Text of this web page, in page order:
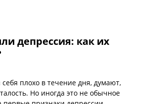
бороться?
депрессия: как их
себя плохо в течение дня, думают,
Но иногда это не обычное